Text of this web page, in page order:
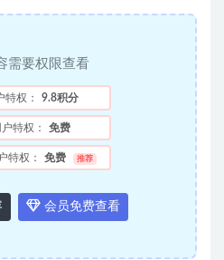
需要权限查看
特权： 9.8积分
特权： 免费
特权： 免费 推荐
会员免费查看